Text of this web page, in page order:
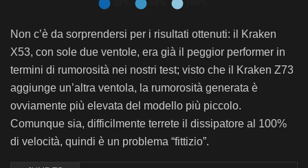
Rumorosità – NZXT Kraken Z73
Bar chart. Data table with 14 rows and 4 columns follows.
Rumorosità – NZXT Kraken Z73
30% 60%
Noctua NH-U12S chromax.black
Noctua NH-U12S Redux 30,1
Noctua NH-U9S chromax.black 29,6 30,8
Thermalright TA-140
Non c’è da sorprendersi per i risultati ottenuti: il Kraken
X53, con sole due ventole, era già il peggior performer in
termini di rumorosità nei nostri test; visto che il Kraken Z73
aggiunge un’altra ventola, la rumorosità generata è
ovviamente più elevata del modello più piccolo.
Comunque sia, difficilmente terrete il dissipatore al 100%
di velocità, quindi è un problema “fittizio”.